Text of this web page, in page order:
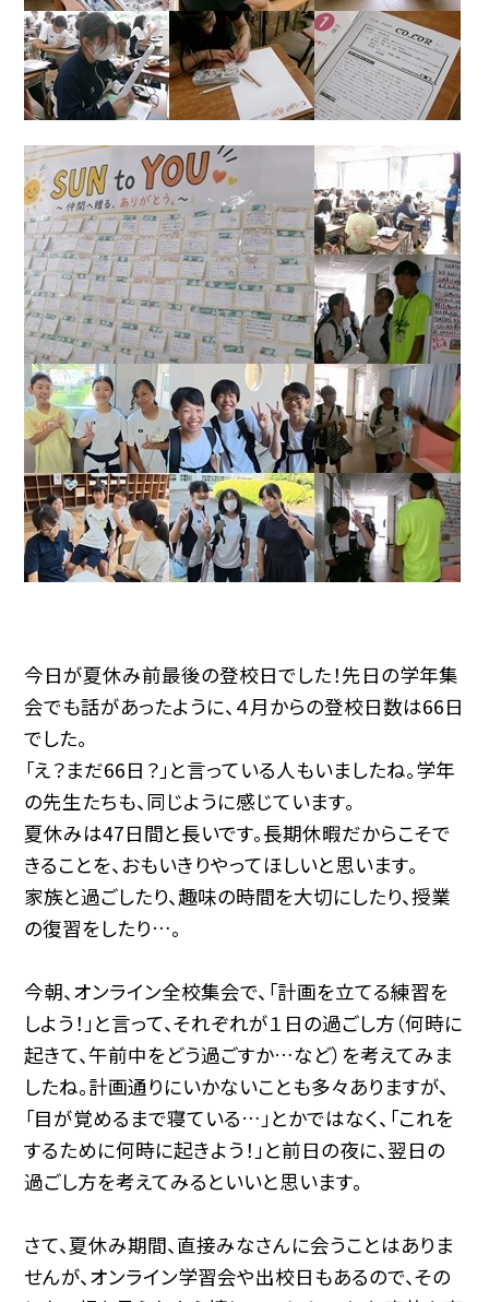
今日が夏休み前最後の登校日でした！先日の学年集
会でも話があったように、４月からの登校日数は66日
でした。
「え？まだ66日？」と言っている人もいましたね。学年
の先生たちも、同じように感じています。
夏休みは47日間と長いです。長期休暇だからこそで
きることを、おもいきりやってほしいと思います。
家族と過ごしたり、趣味の時間を大切にしたり、授業
の復習をしたり…。
今朝、オンライン全校集会で、「計画を立てる練習を
しよう！」と言って、それぞれが１日の過ごし方（何時に
起きて、午前中をどう過ごすか…など）を考えてみま
したね。計画通りにいかないことも多々ありますが、
「目が覚めるまで寝ている…」とかではなく、「これを
するために何時に起きよう！」と前日の夜に、翌日の
過ごし方を考えてみるといいと思います。
さて、夏休み期間、直接みなさんに会うことはありま
せんが、オンライン学習会や出校日もあるので、その